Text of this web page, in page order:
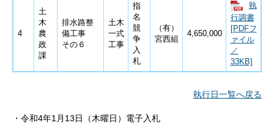
4
土
木
農
政
課
排水路整
備工事
その６
土木
一式
工事
指
名
競
争
入
札
（有）
宮西組
4,650,000
執
行調書
[PDFフ
ァイル
／
33KB]
執行日一覧へ戻る
・ 令和4年1月13日 （木曜日）電子入札